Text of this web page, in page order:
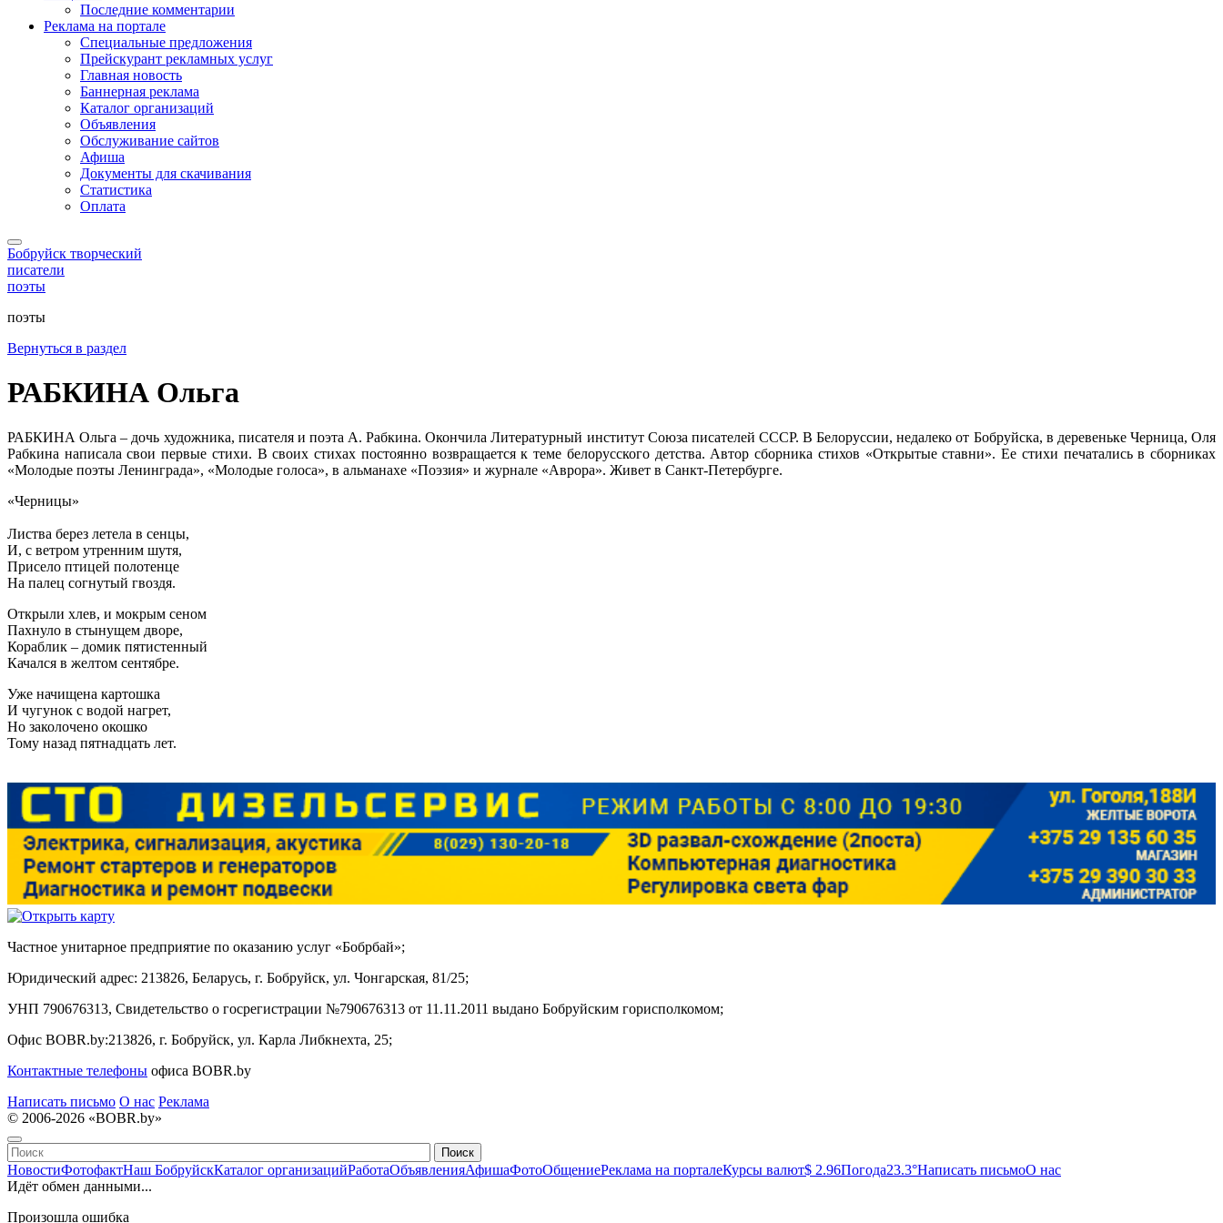
Последние комментарии
Реклама на портале
Специальные предложения
Прейскурант рекламных услуг
Главная новость
Баннерная реклама
Каталог организаций
Объявления
Обслуживание сайтов
Афиша
Документы для скачивания
Статистика
Оплата
Бобруйск творческий
писатели
поэты
поэты
Вернуться в раздел
РАБКИНА Ольга
­РАБКИНА Ольга – дочь художника, писателя и поэта А. Рабкина. Окончила Литературный институт Союза писателей СССР. В Белоруссии, недалеко от Бобруйска, в деревеньке Черница, Оля
Рабкина написала свои первые стихи. В своих стихах постоянно возвращается к теме белорусского детства. Автор сборника стихов «Открытые ставни». Ее стихи печатались в сборниках
«Молодые поэты Ленинграда», «Молодые голоса», в альманахе «Поэзия» и журнале «Аврора». Живет в Санкт-Петербурге.
«Черницы»
Листва берез летела в сенцы,
И, с ветром утренним шутя,
Присело птицей полотенце
На палец согнутый гвоздя.
Открыли хлев, и мокрым сеном
Пахнуло в стынущем дворе,
Кораблик – домик пятистенный
Качался в желтом сентябре.
Уже начищена картошка
И чугунок с водой нагрет,
Но заколочено окошко
Тому назад пятнадцать лет.
Частное унитарное предприятие по оказанию услуг «Бобрбай»;
Юридический адрес: 213826, Беларусь, г. Бобруйск, ул. Чонгарская, 81/25;
УНП 790676313, Свидетельство о госрегистрации №790676313 от 11.11.2011 выдано Бобруйским горисполкомом;
Офис BOBR.by:213826, г. Бобруйск, ул. Карла Либкнехта, 25;
Контактные телефоны офиса BOBR.by
Написать письмо О нас Реклама
© 2006-2026 «BOBR.by»
Поиск
НовостиФотофактНаш БобруйскКаталог организацийРаботаОбъявленияАфишаФотоОбщениеРеклама на порталеКурсы валют$ 2.96Погода23.3°Написать письмоО нас
Идёт обмен данными...
Произошла ошибка